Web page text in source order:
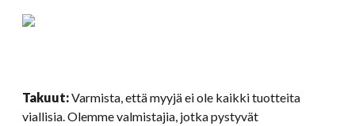
Takuut:Varmista, että myyjä ei ole kaikki tuotteita
viallisia. Olemme valmistajia, jotka pystyvät